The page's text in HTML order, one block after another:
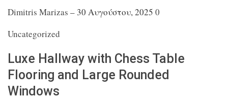
Dimitris Marizas – 30 Αυγούστου, 2025 0
Uncategorized
Luxe Hallway with Chess Table
Flooring and Large Rounded
Windows